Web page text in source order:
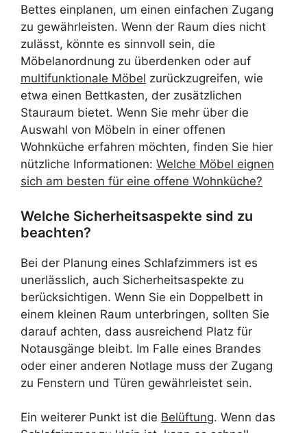
Bettes einplanen, um einen einfachen Zugang
zu gewährleisten. Wenn der Raum dies nicht
zulässt, könnte es sinnvoll sein, die
Möbelanordnung zu überdenken oder auf
multifunktionale Möbel zurückzugreifen, wie
etwa einen Bettkasten, der zusätzlichen
Stauraum bietet. Wenn Sie mehr über die
Auswahl von Möbeln in einer offenen
Wohnküche erfahren möchten, finden Sie hier
nützliche Informationen: Welche Möbel eignen
sich am besten für eine offene Wohnküche?
Welche Sicherheitsaspekte sind zu
beachten?
Bei der Planung eines Schlafzimmers ist es
unerlässlich, auch Sicherheitsaspekte zu
berücksichtigen. Wenn Sie ein Doppelbett in
einem kleinen Raum unterbringen, sollten Sie
darauf achten, dass ausreichend Platz für
Notausgänge bleibt. Im Falle eines Brandes
oder einer anderen Notlage muss der Zugang
zu Fenstern und Türen gewährleistet sein.
Ein weiterer Punkt ist die Belüftung. Wenn das